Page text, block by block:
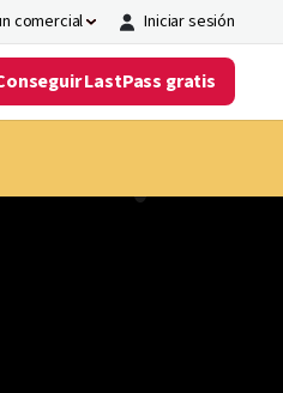
comercial Iniciar sesión
LastPass gratis